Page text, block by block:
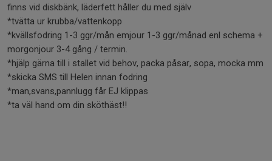
finns vid diskbänk, läderfett håller du med själv
*tvätta ur krubba/vattenkopp
*kvällsfodring 1-3 ggr/mån emjour 1-3 ggr/månad enl schema +
morgonjour 3-4 gång / termin.
*hjälp gärna till i stallet vid behov, packa påsar, sopa, mocka mm
*skicka SMS till Helen innan fodring
*man,svans,pannlugg får EJ klippas
*ta väl hand om din sköthäst!!